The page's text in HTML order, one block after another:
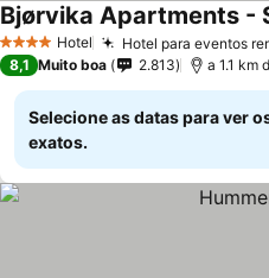
4 EstrelasHotel Hotel para eventos
Bjørvika Apartments -
8,1 Muito boa 2.813 a 1.1 km
Selecione as datas para ver
exatos.